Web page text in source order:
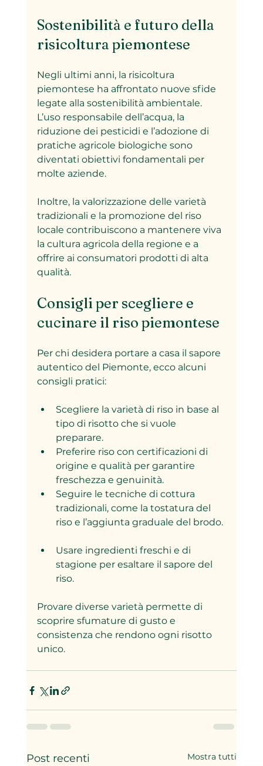
Sostenibilità e futuro della
risicoltura piemontese
Negli ultimi anni, la risicoltura
piemontese ha affrontato nuove sfide
legate alla sostenibilità ambientale.
L’uso responsabile dell’acqua, la
riduzione dei pesticidi e l’adozione di
pratiche agricole biologiche sono
diventati obiettivi fondamentali per
molte aziende.
Inoltre, la valorizzazione delle varietà
tradizionali e la promozione del riso
locale contribuiscono a mantenere viva
la cultura agricola della regione e a
offrire ai consumatori prodotti di alta
qualità.
Consigli per scegliere e
cucinare il riso piemontese
Per chi desidera portare a casa il sapore
autentico del Piemonte, ecco alcuni
consigli pratici:
Scegliere la varietà di riso in base al
tipo di risotto che si vuole
preparare.
Preferire riso con certificazioni di
origine e qualità per garantire
freschezza e genuinità.
Seguire le tecniche di cottura
tradizionali, come la tostatura del
riso e l’aggiunta graduale del brodo.
Usare ingredienti freschi e di
stagione per esaltare il sapore del
riso.
Provare diverse varietà permette di
scoprire sfumature di gusto e
consistenza che rendono ogni risotto
unico.
Post recenti Mostra tutti